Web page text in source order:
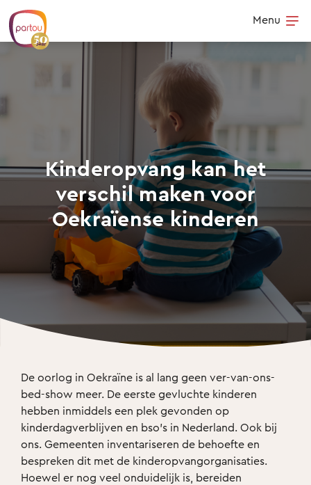
Skip to content
Menu
Kinderopvang kan het
verschil maken voor
Oekraïense kinderen
De oorlog in Oekraïne is al lang geen ver-van-ons-
bed-show meer. De eerste gevluchte kinderen
hebben inmiddels een plek gevonden op
kinderdagverblijven en bso’s in Nederland. Ook bij
ons. Gemeenten inventariseren de behoefte en
bespreken dit met de kinderopvangorganisaties.
Hoewel er nog veel onduidelijk is, bereiden